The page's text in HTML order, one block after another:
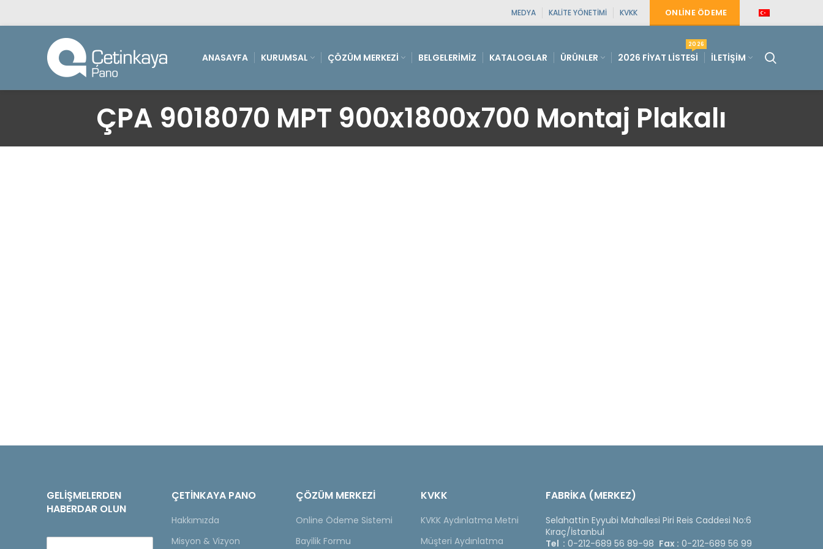
MEDYA KALITE YÖNETIMI KVKK ONLINE ÖDEME
ANASAYFA KURUMSAL ÇÖZÜM MERKEZI BELGELERIMIZ KATALOGLAR ÜRÜNLER 2026 FIYAT LISTESI
2026
İLETIŞIM
ÇPA 9018070 MPT 900x1800x700 Montaj Plakalı
GELIŞMELERDEN
HABERDAR OLUN
ÇETINKAYA PANO
Hakkımızda
Misyon & Vizyon
ÇÖZÜM MERKEZİ
Online Ödeme Sistemi
Bayilik Formu
KVKK
KVKK Aydınlatma Metni
Müşteri Aydınlatma
FABRİKA (MERKEZ)
Selahattin Eyyubi Mahallesi Piri Reis Caddesi No:6
Kıraç/İstanbul
Tel : 0-212-689 56 89-98 Fax : 0-212-689 56 99